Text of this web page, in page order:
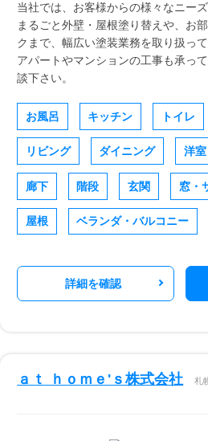
当社では、お客様からの様々なニー
まるごと外壁・屋根塗り替えや、お
クまで、幅広い塗装業務を取り扱って
アパートやマンションの工事も承っ
談下さい。
お風呂 キッチン トイレ
リビング ダイニング 洋室
廊下 階段 玄関 窓・
屋根 ベランダ・バルコニー
詳細を確認
ａｔ ｈｏｍｅ'ｓ株式会社 札